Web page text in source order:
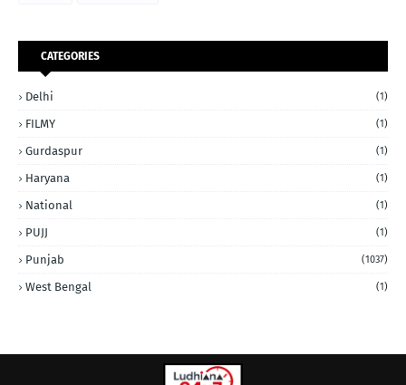
CATEGORIES
Delhi (1)
FILMY (1)
Gurdaspur (1)
Haryana (1)
National (1)
PUJJ (1)
Punjab (1037)
West Bengal (1)